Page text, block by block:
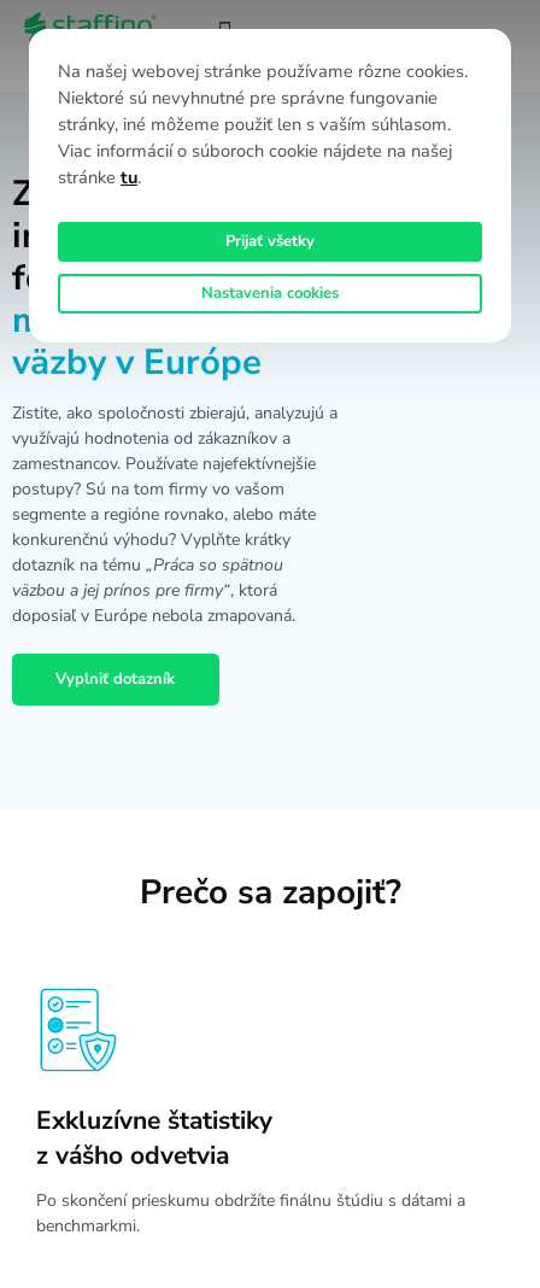
Zapojte sa do
inovatívnej štúdie a
formujte
manažment spätnej
väzbyv Európe
Zistite, ako spoločnosti zbierajú, analyzujú a
využívajú hodnotenia od zákazníkov a
zamestnancov. Používate najefektívnejšie
postupy? Sú na tom firmy vo vašom
segmente a regióne rovnako, alebo máte
konkurenčnú výhodu? Vyplňte krátky
dotazník na tému „Práca so spätnou
väzbou a jej prínos pre firmy“, ktorá
doposiaľ v Európe nebola zmapovaná.
Vyplniť dotazník
Prečo sa zapojiť?
Exkluzívne štatistiky
z vášho odvetvia
Po skončení prieskumu obdržíte finálnu štúdiu s dátami a
benchmarkmi.
Na našej webovej stránke používame rôzne cookies.
Niektoré sú nevyhnutné pre správne fungovanie
stránky, iné môžeme použiť len s vaším súhlasom.
Viac informácií o súboroch cookie nájdete na našej
stránke tu.
Prijať všetky
Nastavenia cookies